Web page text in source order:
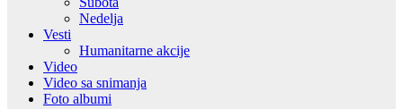
Nedelja
Vesti
Humanitarne akcije
Video
Video sa snimanja
Foto albumi